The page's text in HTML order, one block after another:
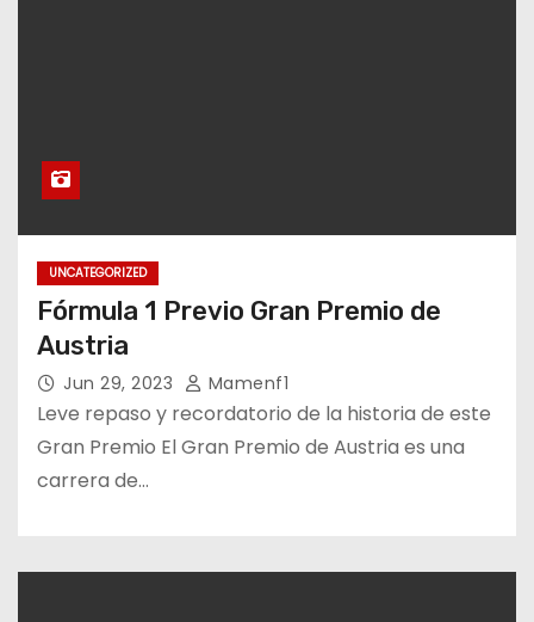
UNCATEGORIZED
Fórmula 1 Previo Gran Premio de
Austria
Jun 29, 2023 Mamenf1
Leve repaso y recordatorio de la historia de este
Gran Premio El Gran Premio de Austria es una
carrera de…